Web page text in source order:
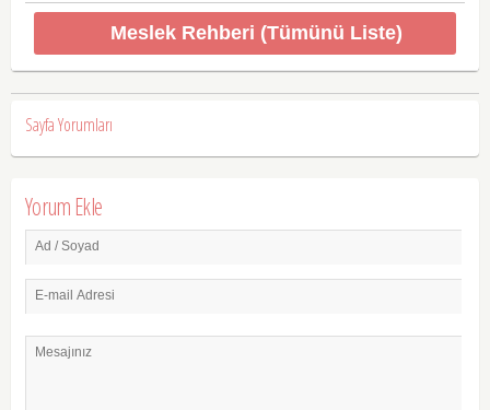
Meslek Rehberi (Tümünü Liste)
Sayfa Yorumları
Yorum Ekle
Ad / Soyad
E-mail Adresi
Mesajınız